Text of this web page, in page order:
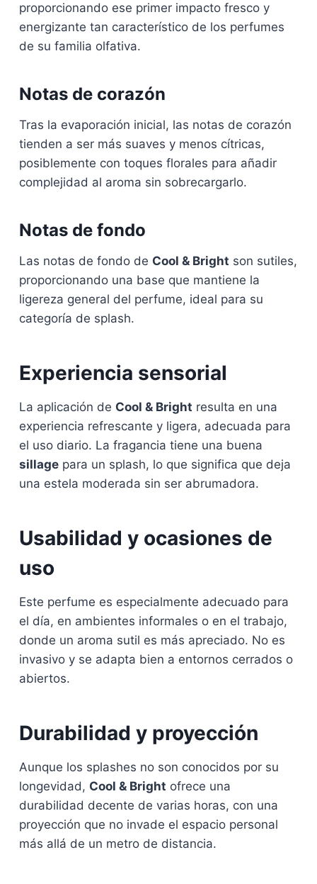
proporcionando ese primer impacto fresco y
energizante tan característico de los perfumes
de su familia olfativa.
Notas de corazón
Tras la evaporación inicial, las notas de corazón
tienden a ser más suaves y menos cítricas,
posiblemente con toques florales para añadir
complejidad al aroma sin sobrecargarlo.
Notas de fondo
Las notas de fondo de Cool & Bright son sutiles,
proporcionando una base que mantiene la
ligereza general del perfume, ideal para su
categoría de splash.
Experiencia sensorial
La aplicación de Cool & Bright resulta en una
experiencia refrescante y ligera, adecuada para
el uso diario. La fragancia tiene una buena
sillage para un splash, lo que significa que deja
una estela moderada sin ser abrumadora.
Usabilidad y ocasiones de
uso
Este perfume es especialmente adecuado para
el día, en ambientes informales o en el trabajo,
donde un aroma sutil es más apreciado. No es
invasivo y se adapta bien a entornos cerrados o
abiertos.
Durabilidad y proyección
Aunque los splashes no son conocidos por su
longevidad, Cool & Bright ofrece una
durabilidad decente de varias horas, con una
proyección que no invade el espacio personal
más allá de un metro de distancia.